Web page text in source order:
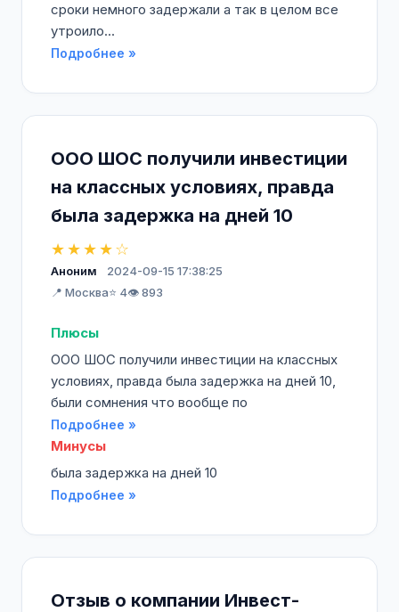
сроки немного задержали а так в целом все
утроило...
Подробнее »
ООО ШОС получили инвестиции
на классных условиях, правда
была задержка на дней 10
★★★★☆
Аноним
2024-09-15 17:38:25
📍 Москва⭐ 4👁️ 893
Плюсы
ООО ШОС получили инвестиции на классных
условиях, правда была задержка на дней 10,
были сомнения что вообще по
Подробнее »
Минусы
была задержка на дней 10
Подробнее »
Отзыв о компании Инвест-